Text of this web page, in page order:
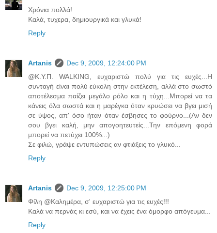
Χρόνια πολλά!
Καλά, τυχερα, δημιουργικά και γλυκά!
Reply
Artanis
Dec 9, 2009, 12:24:00 PM
@Κ.Υ.Π. WALKING, ευχαριστώ πολύ για τις ευχές...Η
συνταγή είναι πολύ εύκολη στην εκτέλεση, αλλά στο σωστό
αποτέλεσμα παίζει μεγάλο ρόλο και η τύχη...Μπορεί να τα
κάνεις όλα σωστά και η μαρέγκα όταν κρυώσει να βγει μισή
σε ύψος, απ' όσο ήταν όταν έσβησες το φούρνο...(Αν δεν
σου βγει καλή, μην απογοητευτείς...Την επόμενη φορά
μπορεί να πετύχει 100%...)
Σε φιλώ, γράψε εντυπώσεις αν φτιάξεις το γλυκό...
Reply
Artanis
Dec 9, 2009, 12:25:00 PM
Φίλη @Καλημέρα, σ' ευχαριστώ για τις ευχές!!!
Καλά να περνάς κι εσύ, και να έχεις ένα όμορφο απόγευμα...
Reply